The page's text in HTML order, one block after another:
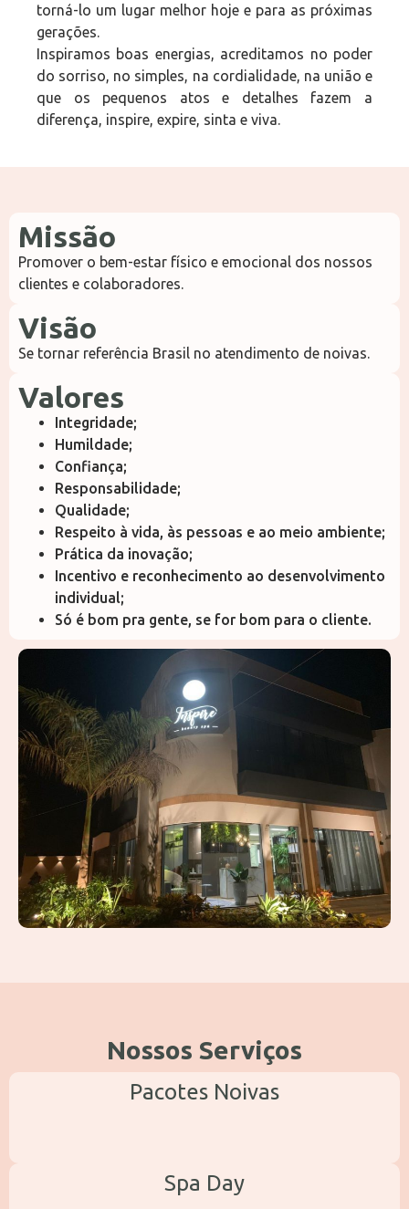
torná-lo um lugar melhor hoje e para as próximas
gerações.
Inspiramos boas energias, acreditamos no poder
do sorriso, no simples, na cordialidade, na união e
que os pequenos atos e detalhes fazem a
diferença, inspire, expire, sinta e viva.
Missão
Promover o bem-estar físico e emocional dos nossos
clientes e colaboradores.
Visão
Se tornar referência Brasil no atendimento de noivas.
Valores
Integridade;
Humildade;
Confiança;
Responsabilidade;
Qualidade;
Respeito à vida, às pessoas e ao meio ambiente;
Prática da inovação;
Incentivo e reconhecimento ao desenvolvimento
individual;
Só é bom pra gente, se for bom para o cliente.
Nossos Serviços
Pacotes Noivas
Spa Day